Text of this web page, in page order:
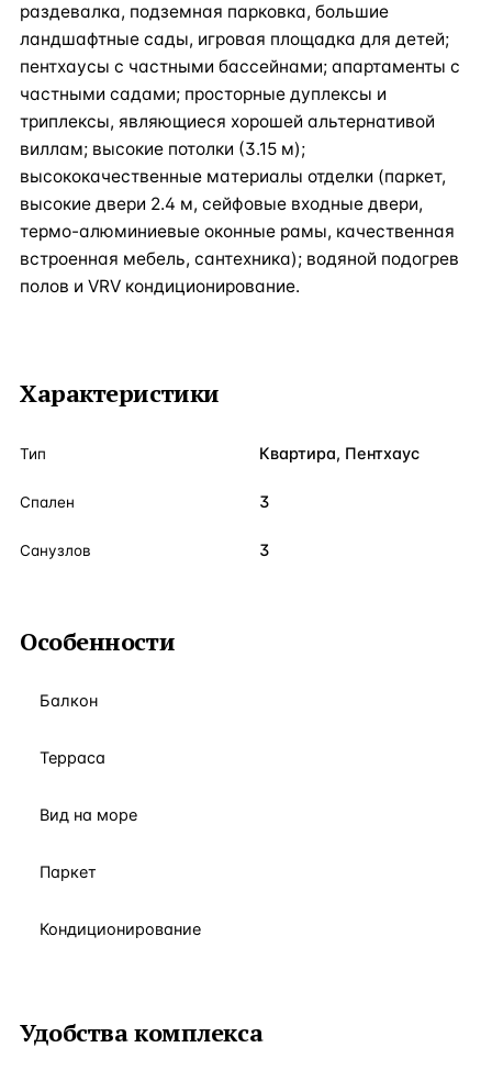
раздевалка, подземная парковка, большие
ландшафтные сады, игровая площадка для детей;
пентхаусы с частными бассейнами; апартаменты с
частными садами; просторные дуплексы и
триплексы, являющиеся хорошей альтернативой
виллам; высокие потолки (3.15 м);
высококачественные материалы отделки (паркет,
высокие двери 2.4 м, сейфовые входные двери,
термо-алюминиевые оконные рамы, качественная
встроенная мебель, сантехника); водяной подогрев
полов и VRV кондиционирование.
Характеристики
Тип Квартира, Пентхаус
Спален 3
Санузлов 3
Особенности
Балкон
Терраса
Вид на море
Паркет
Кондиционирование
Удобства комплекса